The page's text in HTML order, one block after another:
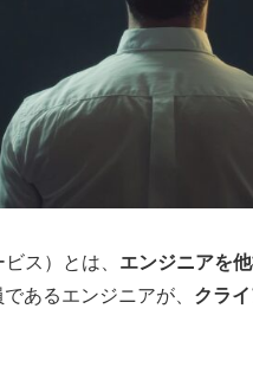
ス）とは、 エンジニアを
あるエンジニアが、 クラ